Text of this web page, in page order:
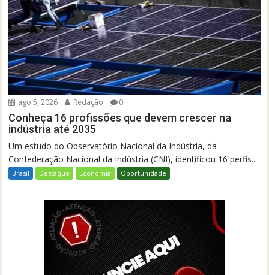
ago 5, 2026 Redação 0
Conheça 16 profissões que devem crescer na
indústria até 2035
Um estudo do Observatório Nacional da Indústria, da
Confederação Nacional da Indústria (CNI), identificou 16 perfis...
Brasil Destaque Economia Oportunidade